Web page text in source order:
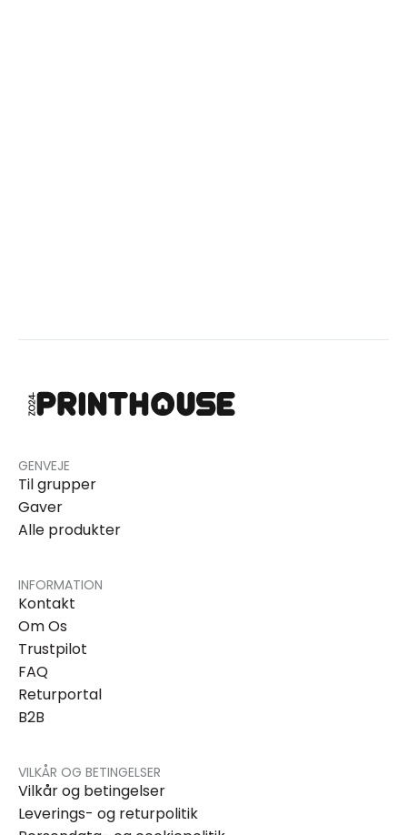
GENVEJE
Til grupper
Gaver
Alle produkter
INFORMATION
Kontakt
Om Os
Trustpilot
FAQ
Returportal
B2B
VILKÅR OG BETINGELSER
Vilkår og betingelser
Leverings- og returpolitik